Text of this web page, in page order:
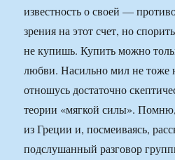
известность о своей —
зрения на этот счет, но
не купишь. Купить можно
любви. Насильно мил не тоже
отношусь достаточно
теории «мягкой силы».
из Греции и, посмеиваясь,
подслушанный разговор